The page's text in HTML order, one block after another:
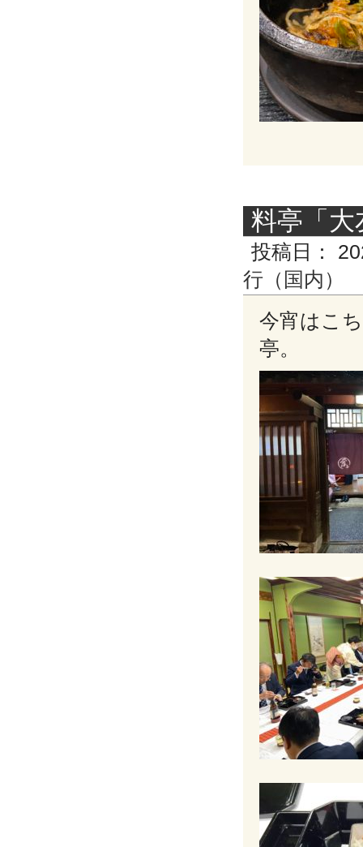
料亭「大
投稿日：
行（国内）
今宵はこ
亭。